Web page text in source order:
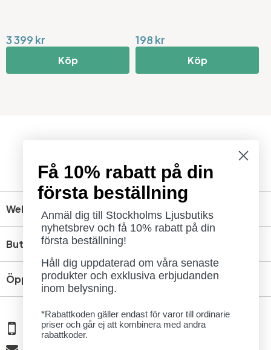
3 399 kr
Köp
198 kr
Köp
Webbshop
Butik
Öppettider
08 - 654 29 00
Få 10% rabatt på din
första beställning
Anmäl dig till Stockholms Ljusbutiks
nyhetsbrev och få 10% rabatt på din
första beställning!
Håll dig uppdaterad om våra senaste
produkter och exklusiva erbjudanden
inom belysning.
*Rabattkoden gäller endast för varor till ordinarie
priser och går ej att kombinera med andra
rabattkoder.